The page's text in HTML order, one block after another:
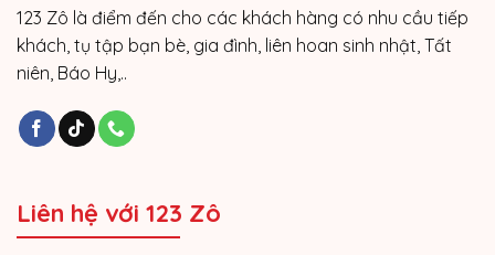
123 Zô là điểm đến cho các khách hàng có nhu cầu tiếp
khách, tụ tập bạn bè, gia đình, liên hoan sinh nhật, Tất
niên, Báo Hy,..
Liên hệ với 123 Zô